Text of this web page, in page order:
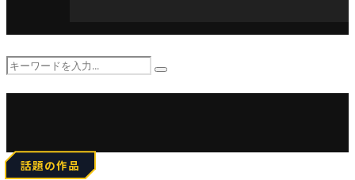
Search
Search
話題の作品